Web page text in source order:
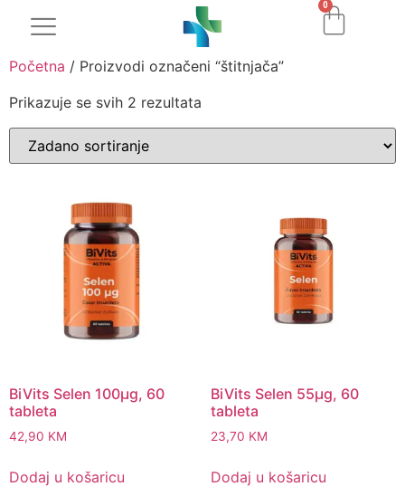
0
Početna / Proizvodi označeni “štitnjača”
Prikazuje se svih 2 rezultata
BiVits Selen 100µg, 60
tableta
42,90 KM
Dodaj u košaricu
BiVits Selen 55µg, 60
tableta
23,70 KM
Dodaj u košaricu